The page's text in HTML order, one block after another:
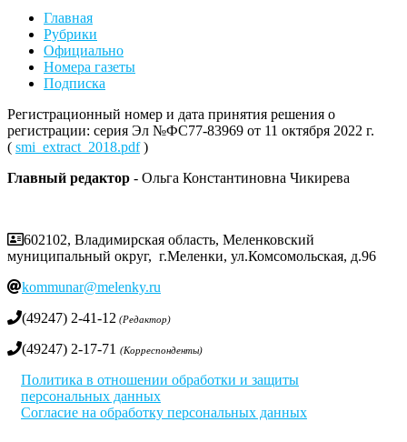
Главная
Рубрики
Официально
Номера газеты
Подписка
Регистрационный номер и дата принятия решения о
регистрации: серия Эл №ФС77-83969 от 11 октября 2022 г.
( smi_extract_2018.pdf)
Главный редактор - Ольга Константиновна Чикирева
602102, Владимирская область, Меленковский
муниципальный округ, г.Меленки, ул.Комсомольская, д.96
kommunar@melenky.ru
(49247) 2-41-12 (Редактор)
(49247) 2-17-71 (Корреспонденты)
Политика в отношении обработки и защиты
персональных данных
Согласие на обработку персональных данных